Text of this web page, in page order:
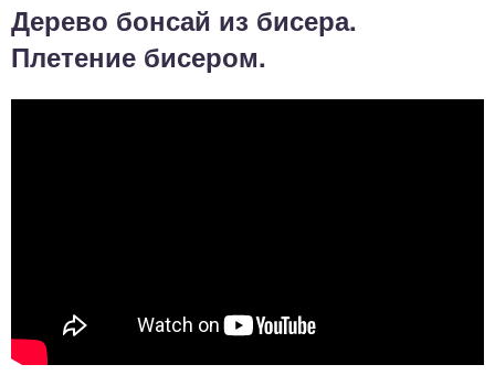
Дерево бонсай из бисера.
Плетение бисером.